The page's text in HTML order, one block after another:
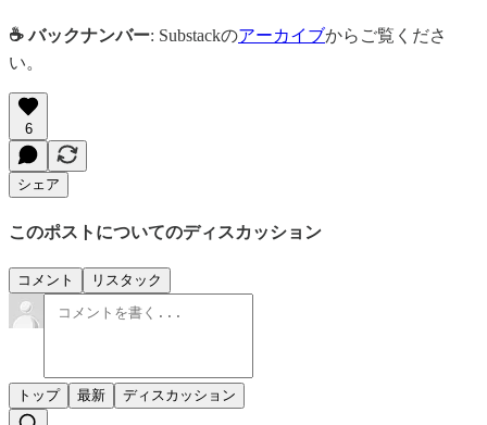
☕ バックナンバー: Substackのアーカイブからご覧くださ
い。
6
シェア
このポストについてのディスカッション
コメント リスタック
トップ 最新 ディスカッション